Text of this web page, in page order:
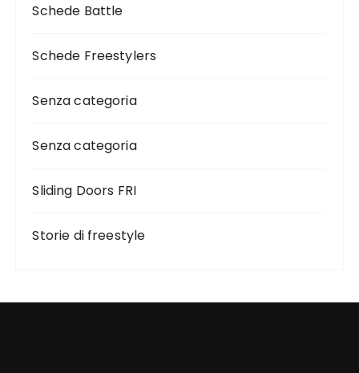
Schede Battle
Schede Freestylers
Senza categoria
Senza categoria
Sliding Doors FRI
Storie di freestyle